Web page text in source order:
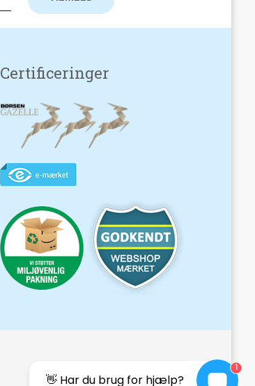
Certificeringer
👋 Har du brug for hjælp?
1